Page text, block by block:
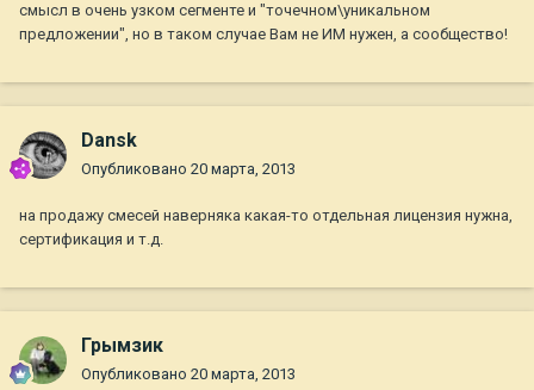
смысл в очень узком сегменте и "точечном\уникальном
предложении", но в таком случае Вам не ИМ нужен, а сообщество!
Dansk
Опубликовано 20 марта, 2013
на продажу смесей наверняка какая-то отдельная лицензия нужна,
сертификация и т.д.
Грымзик
Опубликовано 20 марта, 2013